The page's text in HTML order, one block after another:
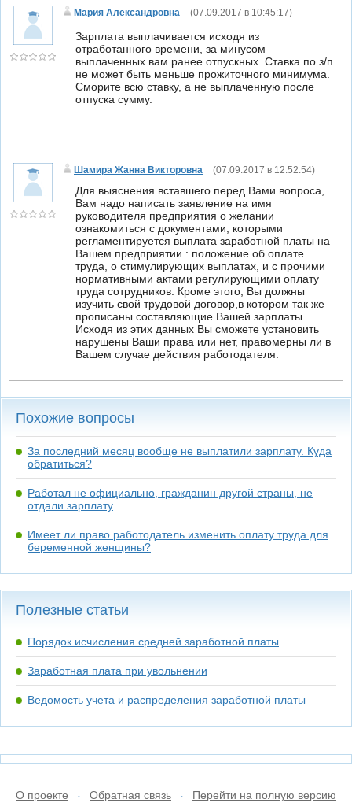
Мария Александровна (07.09.2017 в 10:45:17)
Зарплата выплачивается исходя из
отработанного времени, за минусом
выплаченных вам ранее отпускных. Ставка по з/п
не может быть меньше прожиточного минимума.
Сморите всю ставку, а не выплаченную после
отпуска сумму.
Шамира Жанна Викторовна (07.09.2017 в 12:52:54)
Для выяснения вставшего перед Вами вопроса,
Вам надо написать заявление на имя
руководителя предприятия о желании
ознакомиться с документами, которыми
регламентируется выплата заработной платы на
Вашем предприятии : положение об оплате
труда, о стимулирующих выплатах, и с прочими
нормативными актами регулирующими оплату
труда сотрудников. Кроме этого, Вы должны
изучить свой трудовой договор,в котором так же
прописаны составляющие Вашей зарплаты.
Исходя из этих данных Вы сможете установить
нарушены Ваши права или нет, правомерны ли в
Вашем случае действия работодателя.
Похожие вопросы
За последний месяц вообще не выплатили зарплату. Куда
обратиться?
Работал не официально, гражданин другой страны, не
отдали зарплату
Имеет ли право работодатель изменить оплату труда для
беременной женщины?
Полезные статьи
Порядок исчисления средней заработной платы
Заработная плата при увольнении
Ведомость учета и распределения заработной платы
О проекте • Обратная связь • Перейти на полную версию